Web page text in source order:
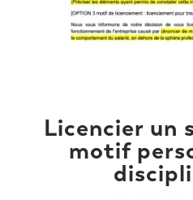
Licencier un
motif